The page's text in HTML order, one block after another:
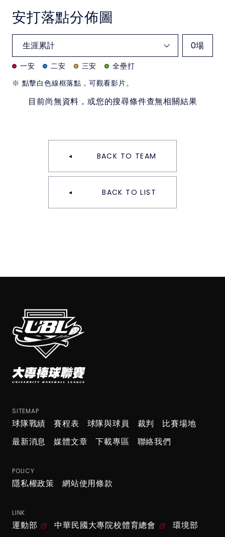
安打落點分佈圖
0場
一安 二安 三安
全壘打
※ 點擊白色線框落點，可觀看影片。
目前尚無資料，或您的搜尋條件查無相關結果
BACK TO TEAM
BACK TO LIST
SITEMAP
球隊戰績 賽程表 球隊與球員 裁判
比賽場地
最新消息
媒體文章 下載專區 聯絡我們
POLICY
隱私權政策 網站使用條款
LINK
運動部 中華民國大專院校體育總會 環境部